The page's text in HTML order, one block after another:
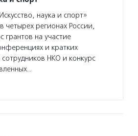
наука и спорт»
четырех регионах России,
грантов на участие
и кратких
НКО и конкурс